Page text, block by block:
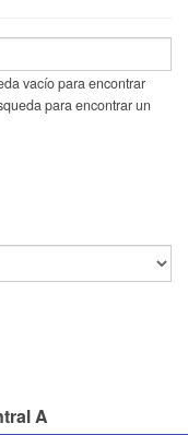
vacío para encontrar
para encontrar un
A